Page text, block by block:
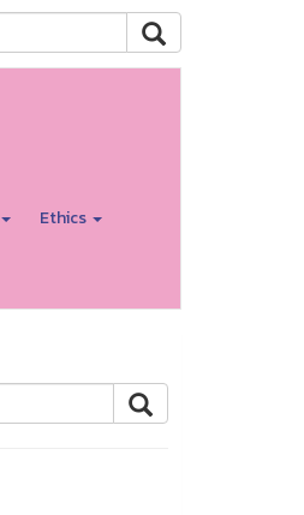
Ethics